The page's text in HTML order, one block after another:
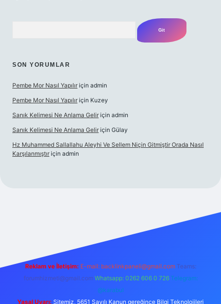
SON YORUMLAR
Pembe Mor Nasıl Yapılır için admin
Pembe Mor Nasıl Yapılır için Kuzey
Sanık Kelimesi Ne Anlama Gelir için admin
Sanık Kelimesi Ne Anlama Gelir için Gülay
Hz Muhammed Sallallahu Aleyhi Ve Sellem Niçin Gitmiştir Orada Nasıl
Karşılanmıştır için admin
Reklam ve İletişim: E-mail: backlinkpaneli@gmail.com Teams:
forumhizmeti@gmail.com Whatsapp: 0262 606 0 726 Telegram:
@karabul
Yasal Uyarı: Sitemiz, 5651 Sayılı Kanun gereğince Bilgi Teknolojileri